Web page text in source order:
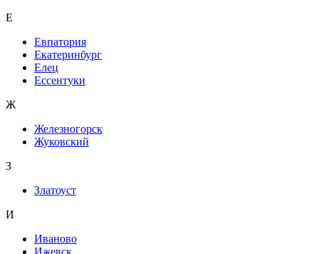
Е
Евпатория
Екатеринбург
Елец
Ессентуки
Ж
Железногорск
Жуковский
З
Златоуст
И
Иваново
Ижевск